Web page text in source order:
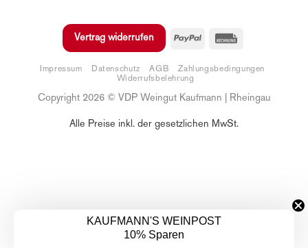
Vertrag widerrufen PayPal
Impressum Datenschutz AGB
Zahlungsbedingungen
Widerrufsbelehrung
Copyright 2026 © VDP Weingut Kaufmann | Rheingau
Alle Preise inkl. der gesetzlichen MwSt.
KAUFMANN'S WEINPOST
10% Sparen